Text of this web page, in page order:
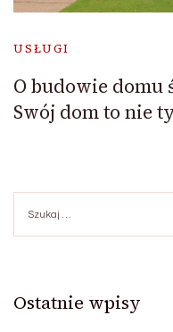
USŁUGI
O budowie domu
Swój dom to nie
Ostatnie wpisy